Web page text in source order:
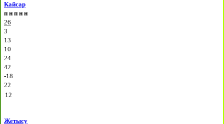
Кайсар
п н п н н
26
3
13
10
24
42
-18
22
12
Жетысу